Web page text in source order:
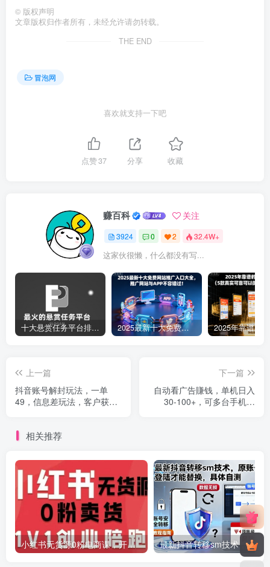
© 版权声明
文章版权归作者所有，未经允许请勿转载。
THE END
冒泡网
喜欢就支持一下吧
点赞37 分享 收藏
赚百科 关注
3924 0 2 32.4W+
这家伙很懒，什么都没有写...
十大悬赏任务平台排行榜（全网最好的悬赏任务平台） 2025最新十大免费网站推广入口大全，推广网站与APP不容错过！
上一篇
抖音账号解封玩法，一单
49，信息差玩法，客户获取
下一篇
自动看广告賺钱，单机日入
30-100+，可多台手机操
相关推荐
小红书无货源0粉电商课，开店准备、选品策略、笔记撰写、视频剪辑、数据分析、账号打造、资料文档(更新26年2月)